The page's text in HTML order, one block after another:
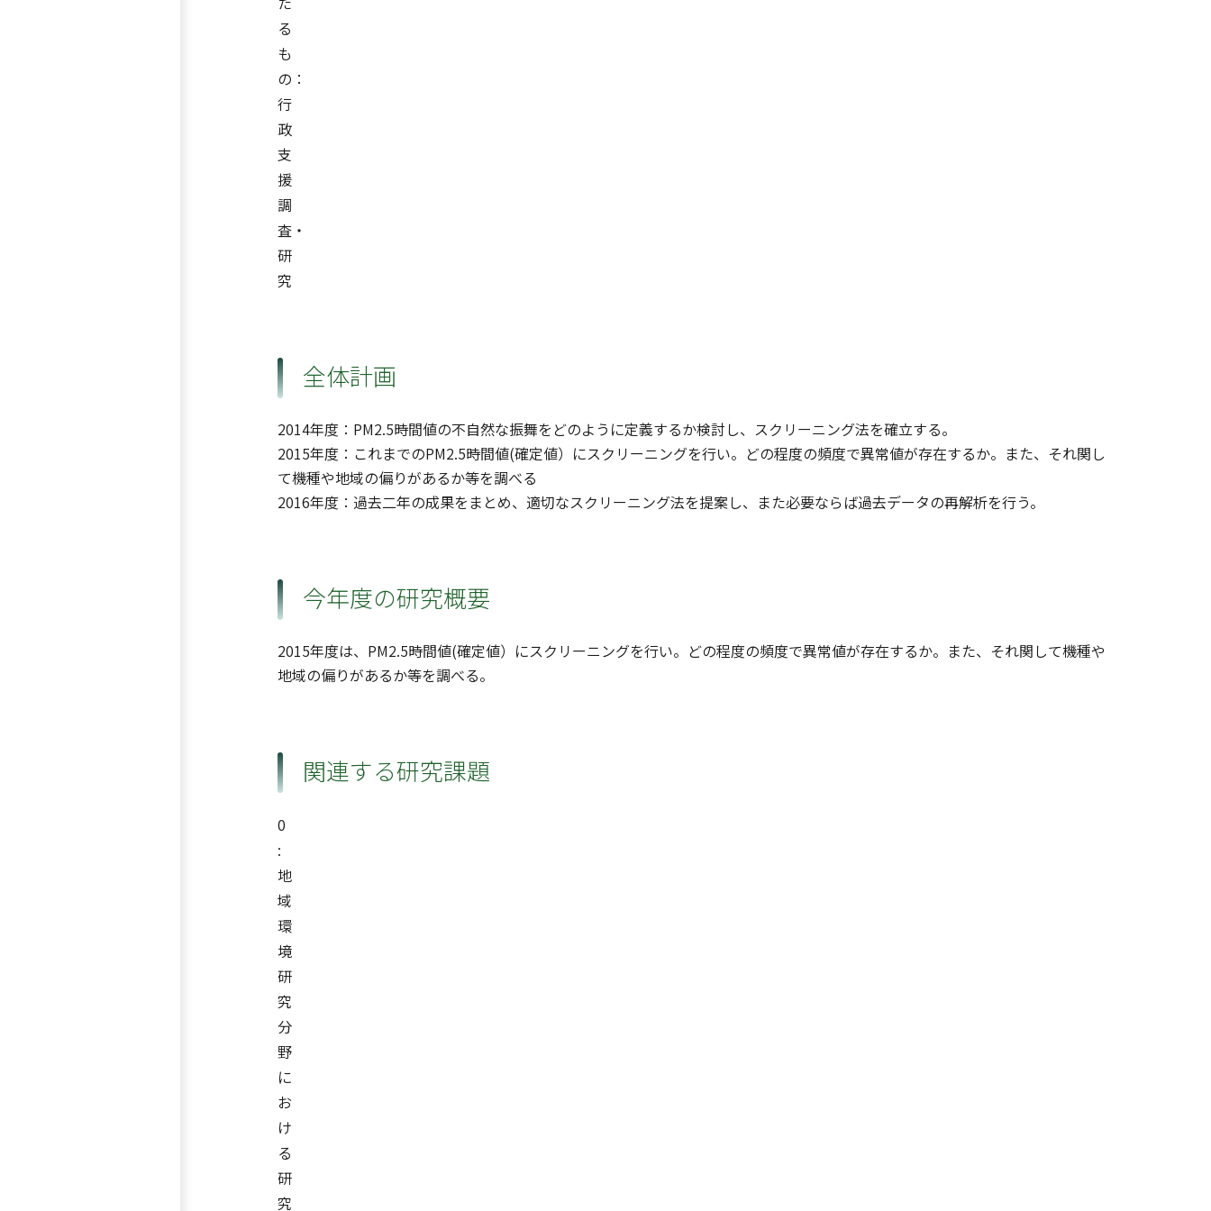
る
も
の：
行
政
支
援
調
査・
研
究
全体計画
2014年度：PM2.5時間値の不自然な振舞をどのように定義するか検討し、スクリーニング法を確立する。
2015年度：これまでのPM2.5時間値(確定値）にスクリーニングを行い。どの程度の頻度で異常値が存在するか。また、それ関し
て機種や地域の偏りがあるか等を調べる
2016年度：過去二年の成果をまとめ、適切なスクリーニング法を提案し、また必要ならば過去データの再解析を行う。
今年度の研究概要
2015年度は、PM2.5時間値(確定値）にスクリーニングを行い。どの程度の頻度で異常値が存在するか。また、それ関して機種や
地域の偏りがあるか等を調べる。
関連する研究課題
0
:
地
域
環
境
研
究
分
野
に
お
け
る
研
究